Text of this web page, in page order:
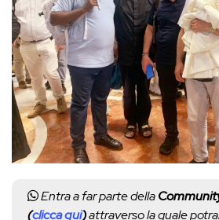
Entra a far parte della
(clicca qui)attraverso la quale